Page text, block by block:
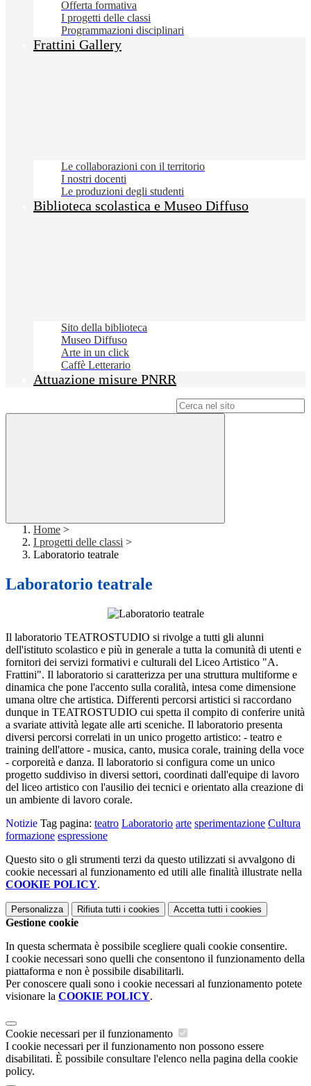
Offerta formativa
I progetti delle classi
Programmazioni disciplinari
Frattini Gallery
Le collaborazioni con il territorio
I nostri docenti
Le produzioni degli studenti
Biblioteca scolastica e Museo Diffuso
Sito della biblioteca
Museo Diffuso
Arte in un click
Caffè Letterario
Attuazione misure PNRR
Home >
I progetti delle classi >
Laboratorio teatrale
Laboratorio teatrale
Il laboratorio TEATROSTUDIO si rivolge a tutti gli alunni
dell'istituto scolastico e più in generale a tutta la comunità di utenti e
fornitori dei servizi formativi e culturali del Liceo Artistico "A.
Frattini". Il laboratorio si caratterizza per una struttura multiforme e
dinamica che pone l'accento sulla coralità, intesa come dimensione
umana oltre che artistica. Differenti percorsi artistici si raccordano
dunque in TEATROSTUDIO cui spetta il compito di conferire unità
a svariate attività legate alle arti sceniche. Il laboratorio presenta
diversi percorsi correlati in un unico progetto artistico: - teatro e
training dell'attore - musica, canto, musica corale, training della voce
- corporeità e danza. Il laboratorio si configura come un unico
progetto suddiviso in diversi settori, coordinati dall'equipe di lavoro
del liceo artistico con l'ausilio dei tecnici e orientato alla creazione di
un ambiente di lavoro corale.
Notizie Tag pagina: teatro Laboratorio arte sperimentazione Cultura
formazione espressione
Questo sito o gli strumenti terzi da questo utilizzati si avvalgono di
cookie necessari al funzionamento ed utili alle finalità illustrate nella
COOKIE POLICY.
Personalizza Rifiuta tutti i cookies Accetta tutti i cookies
Gestione cookie
In questa schermata è possibile scegliere quali cookie consentire.
I cookie necessari sono quelli che consentono il funzionamento della
piattaforma e non è possibile disabilitarli.
Per conoscere quali sono i cookie necessari al funzionamento potete
visionare la COOKIE POLICY.
Cookie necessari per il funzionamento
I cookie necessari per il funzionamento non possono essere
disabilitati. È possibile consultare l'elenco nella pagina della cookie
policy.